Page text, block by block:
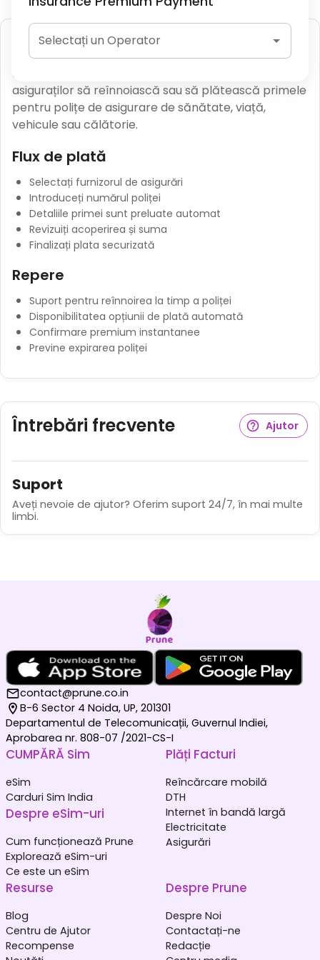
Selectați un Operator
Plata primei de asigurare
Plățile pentru primele de asigurare permit
asiguraților să reînnoiască sau să plătească primele
pentru polițe de asigurare de sănătate, viață,
vehicule sau călătorie.
Flux de plată
Selectați furnizorul de asigurări
Introduceți numărul poliței
Detaliile primei sunt preluate automat
Revizuiți acoperirea și suma
Finalizați plata securizată
Repere
Suport pentru reînnoirea la timp a poliței
Disponibilitatea opțiunii de plată automată
Confirmare premium instantanee
Previne expirarea poliței
Întrebări frecvente Ajutor
Suport
Aveți nevoie de ajutor? Oferim suport 24/7, în mai multe
limbi.
contact@prune.co.in
B-6 Sector 4 Noida, UP, 201301
Departamentul de Telecomunicații, Guvernul Indiei,
Aprobarea nr. 808-07 /2021-CS-I
CUMPĂRĂ Sim
eSim
Carduri Sim India
Despre eSim-uri
Cum funcționează Prune
Explorează eSim-uri
Ce este un eSim
Plăți Facturi
Reîncărcare mobilă
DTH
Internet în bandă largă
Electricitate
Asigurări
Resurse
Blog
Centru de Ajutor
Recompense
Despre Prune
Despre Noi
Contactați-ne
Redacție